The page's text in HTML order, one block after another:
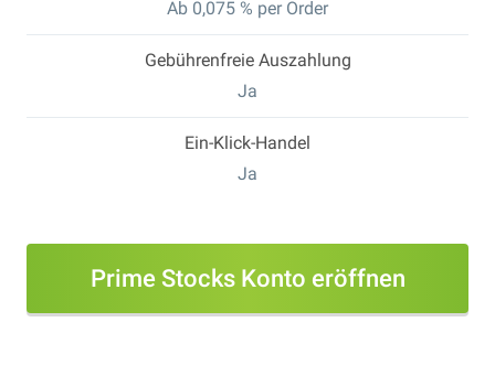
Ab 0,075 % per Order
Gebührenfreie Auszahlung
Ja
Ein-Klick-Handel
Ja
Prime Stocks Konto eröffnen